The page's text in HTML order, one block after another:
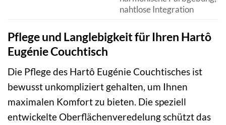
nahtlose Integration
Pflege und Langlebigkeit für Ihren Hartô
Eugénie Couchtisch
Die Pflege des Hartô Eugénie Couchtisches ist
bewusst unkompliziert gehalten, um Ihnen
maximalen Komfort zu bieten. Die speziell
entwickelte Oberflächenveredelung schützt das